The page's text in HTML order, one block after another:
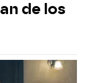
de los